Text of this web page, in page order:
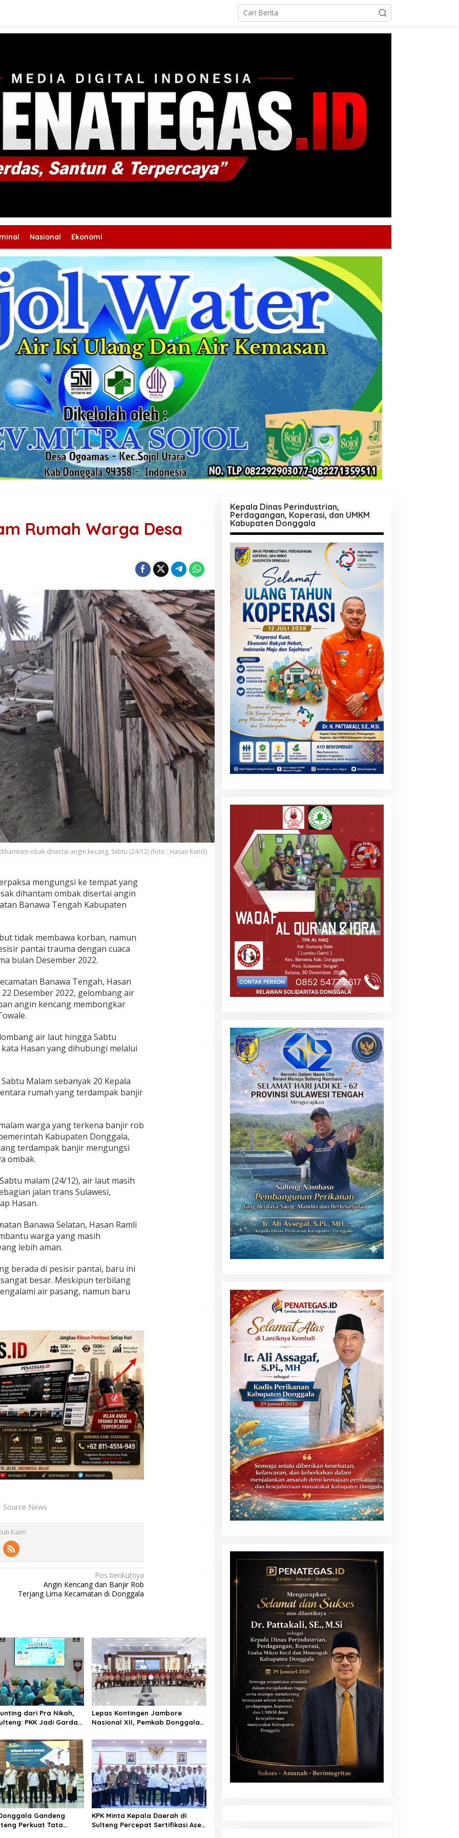
Nasional Ekonomi
Rumah Warga Desa
obak disertai angin kecang, Sabtu (24/12) (foto : Hasan Ramli)
mengungsi ke tempat yang
dihantam ombak disertai angin
Banawa Tengah Kabupaten
tidak membawa korban, namun
pantai trauma dengan cuaca
bulan Desember 2022.
Banawa Tengah, Hasan
Desember 2022, gelombang air
angin kencang membongkar
air laut hingga Sabtu
Hasan yang dihubungi melalui
Malam sebanyak 20 Kepala
rumah yang terdampak banjir
warga yang terkena banjir rob
Kabupaten Donggala,
terdampak banjir mengungsi
ombak.
malam (24/12), air laut masih
jalan trans Sulawesi,
Hasan.
Banawa Selatan, Hasan Ramli
warga yang masih
lebih aman.
berada di pesisir pantai, baru ini
besar. Meskipun terbilang
air pasang, namun baru
Source News
Kami
Pos berikutnya
Angin Kencang dan Banjir Rob
Terjang Lima Kecamatan di Donggala
dari Pra Nikah,
PKK Jadi Garda
Lepas Kontingen Jambore
Nasional XII, Pemkab Donggala
Karakter dan Kebanggaan
Daerah
Gandeng
Perkuat Tata
KPK Minta Kepala Daerah di
Sulteng Percepat Sertifikasi Aset,
Kepala Dinas Perindustrian,
Perdagangan, Koperasi, dan UMKM
Kabupaten Donggala